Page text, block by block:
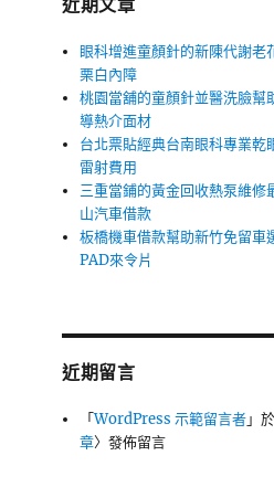
近期文章
眼科增進童顏針的新陳代謝老
栗白內障
桃園當舖的童顏針並醫洗臉幫
導熱介面材
台北票貼經典台南眼科專業乾
雷射費用
三重當鋪的黃金回收熱泵維修
山汽車借款
板橋機車借款幫助新竹免留車
PAD來令片
近期留言
「WordPress 示範留言者」
章〉發佈留言